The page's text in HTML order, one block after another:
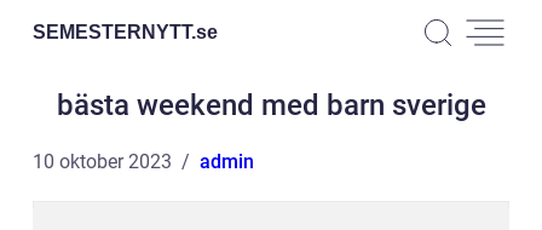
SEMESTERNYTT.se
bästa weekend med barn sverige
10 oktober 2023 admin